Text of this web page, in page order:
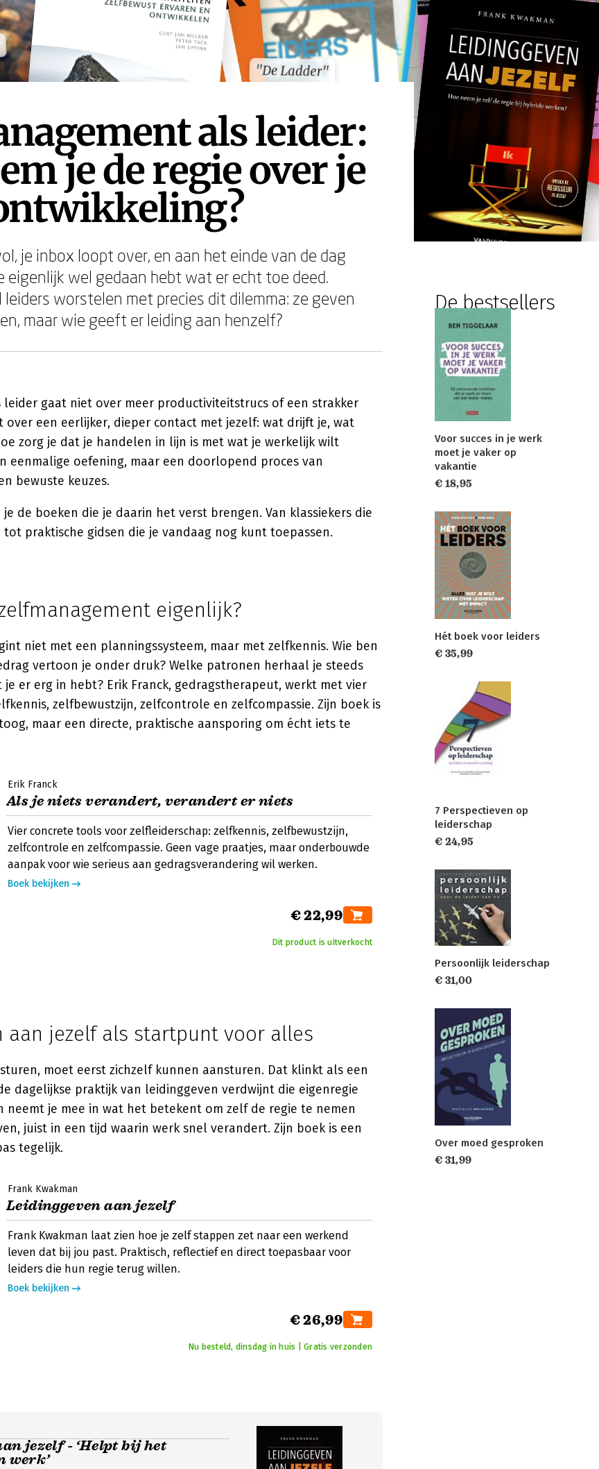
"De Ladder"
"De Ladder"
als leider:
je de regie over je
je inbox loopt over, en aan het einde van de dag
eigenlijk wel gedaan hebt wat er echt toe deed.
leiders worstelen met precies dit dilemma: ze geven
maar wie geeft er leiding aan henzelf?
leider gaat niet over meer productiviteitstrucs of een strakker
over een eerlijker, dieper contact met jezelf: wat drijft je, wat
zorg je dat je handelen in lijn is met wat je werkelijk wilt
eenmalige oefening, maar een doorlopend proces van
bewuste keuzes.
de boeken die je daarin het verst brengen. Van klassiekers die
praktische gidsen die je vandaag nog kunt toepassen.
eigenlijk?
niet met een planningssysteem, maar met zelfkennis. Wie ben
vertoon je onder druk? Welke patronen herhaal je steeds
er erg in hebt? Erik Franck, gedragstherapeut, werkt met vier
zelfbewustzijn, zelfcontrole en zelfcompassie. Zijn boek is
maar een directe, praktische aansporing om écht iets te
Erik Franck
Als je niets verandert, verandert er niets
Vier concrete tools voor zelfleiderschap: zelfkennis, zelfbewustzijn,
zelfcontrole en zelfcompassie. Geen vage praatjes, maar onderbouwde
aanpak voor wie serieus aan gedragsverandering wil werken.
Boek bekijken
€ 22,99
Dit product is uitverkocht
aan jezelf als startpunt voor alles
moet eerst zichzelf kunnen aansturen. Dat klinkt als een
dagelijkse praktijk van leidinggeven verdwijnt die eigenregie
neemt je mee in wat het betekent om zelf de regie te nemen
juist in een tijd waarin werk snel verandert. Zijn boek is een
tegelijk.
Frank Kwakman
Leidinggeven aan jezelf
Frank Kwakman laat zien hoe je zelf stappen zet naar een werkend
leven dat bij jou past. Praktisch, reflectief en direct toepasbaar voor
leiders die hun regie terug willen.
Boek bekijken
€ 26,99
Nu besteld, dinsdag in huis | Gratis verzonden
jezelf - ‘Helpt bij het
werk’
De bestsellers
Voor succes in je werk
moet je vaker op
vakantie
€ 18,95
Hét boek voor leiders
€ 35,99
7 Perspectieven op
leiderschap
€ 24,95
Persoonlijk leiderschap
€ 31,00
Over moed gesproken
€ 31,99